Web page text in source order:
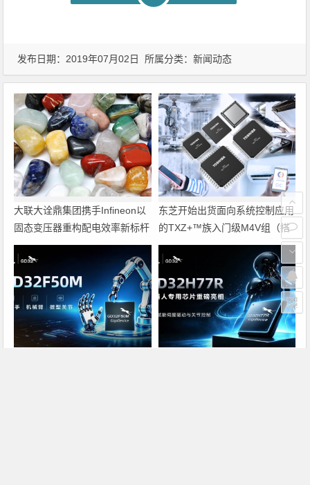
发布日期：2019年07月02日 所属分类：新闻动态
大联大诠鼎集团携手Infineon以
固态变压器重构配电效率新标杆
东芝开始出货面向系统控制应用
的TXZ+™族入门级M4V组（搭
载Arm Cortex‑M4内核的标准微
控制器）工程样品